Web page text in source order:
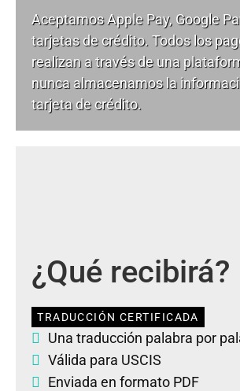
Aceptamos Apple Pay, Google
tarjetas de crédito. Todos los
realizan a través de una
nunca almacenamos la
tarjeta de crédito.
¿Qué recibirá?
TRADUCCIÓN CERTIFICADA
Una traducción palabra por
Válida para USCIS
Enviada en formato PDF